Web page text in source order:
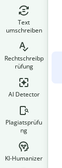
Text
umschreiben
Rechtschreibp
rüfung
AI Detector
Plagiatsprüfu
ng
KI-Humanizer